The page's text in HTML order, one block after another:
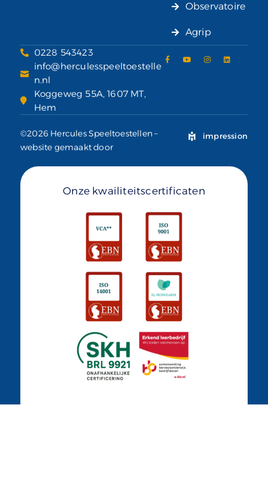
Observatoire
Agrip
0228 543423
info@herculesspeeltoestelle
n.nl
Koggeweg 55A, 1607 MT,
Hem
©2026 Hercules Speeltoestellen –
website gemaakt door
impression
Onze kwailiteitscertificaten